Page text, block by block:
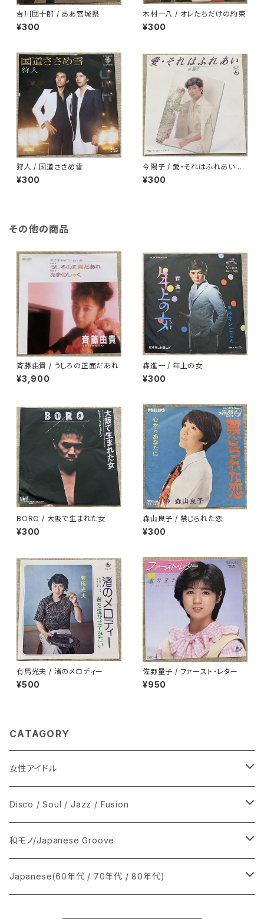
吉川団十郎 / ああ宮城県
¥300
木村一八 / オレたちだけの約束
¥300
狩人 / 国道ささめ雪
¥300
今陽子 / 愛・それはふれあい 白
ラベル
¥300
その他の商品
斉藤由貴 / うしろの正面だあれ
¥3,900
森進一 / 年上の女
¥300
BORO / 大阪で生まれた女
¥300
森山良子 / 禁じられた恋
¥300
有馬光夫 / 渚のメロディー
¥500
佐野量子 / ファースト・レター
¥950
CATAGORY
女性アイドル
シングル盤
あ行
か行
LP
CD
Disco / Soul / Jazz / Fusion
シングル盤
A
12インチ・シングル
和モノ/Japanese Groove
シングル盤
Japanese(60年代 / 70年代 / 80年代)